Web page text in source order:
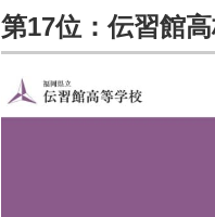
第17位：伝習館